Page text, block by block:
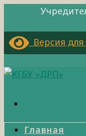
Версия для
Главная